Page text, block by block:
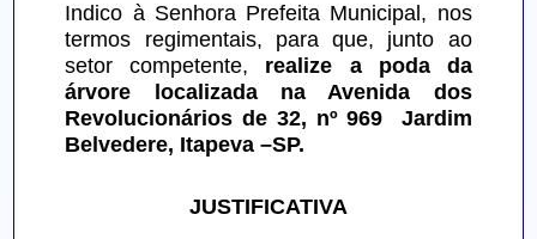
Indico à Senhora Prefeita Municipal, nos
termos regimentais, para que, junto ao
setor competente, realize a poda da
árvore localizada na Avenida dos
Revolucionários de 32, nº 969  Jardim
Belvedere, Itapeva –SP.
JUSTIFICATIVA